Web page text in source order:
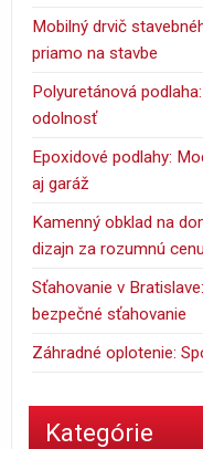
Mobilný drvič
priamo na stavbe
Polyuretánová
odolnosť
Epoxidové podlahy:
aj garáž
Kamenný obklad na
dizajn za rozumnú cenu
Sťahovanie v
bezpečné sťahovanie
Záhradné oplotenie:
Kategórie